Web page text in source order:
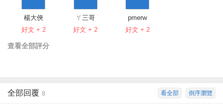
楊大俠
好文 + 2
ㄚ三哥
好文 + 2
pmerw
好文 + 2
查看全部評分
倒序瀏覽
看全部
全部回覆 8